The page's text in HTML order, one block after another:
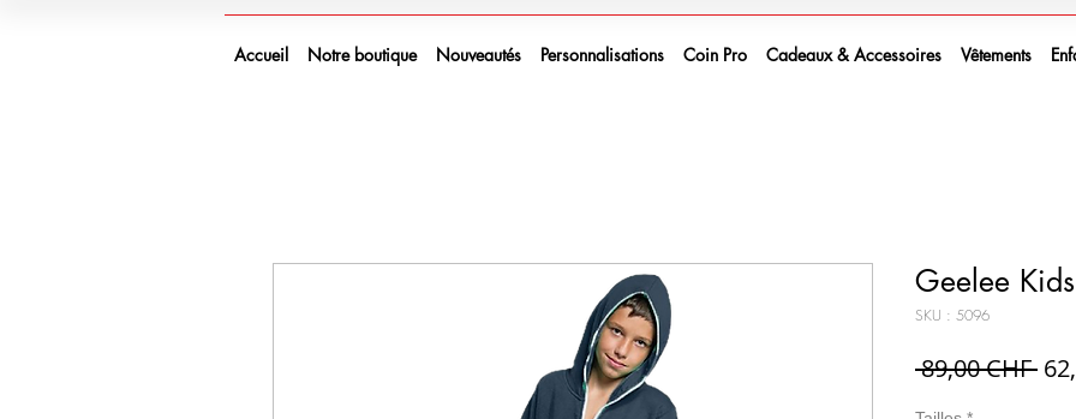
Accueil Notre boutique Nouveautés Personnalisations Coin Pro Cadeaux & Accessoires Vêtements
Geelee
SKU : 5096
89,00 CHF